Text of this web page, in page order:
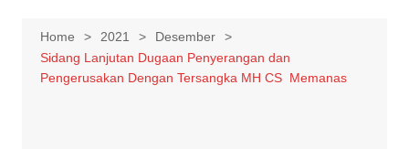
Home 2021
Desember
Sidang Lanjutan Dugaan Penyerangan dan
Pengerusakan Dengan Tersangka MH CS Memanas